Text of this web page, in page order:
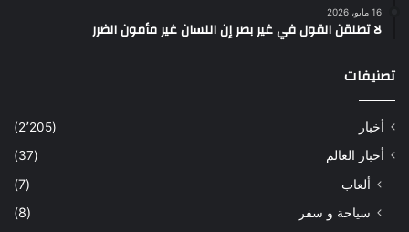
16 مايو، 2026
لا تطلقن القول في غير بصر إن اللسان غير مأمون الضرر
تصنيفات
أخبار
(2٬205)
أخبار العالم
(37)
ألعاب
(7)
سياحة و سفر
(8)